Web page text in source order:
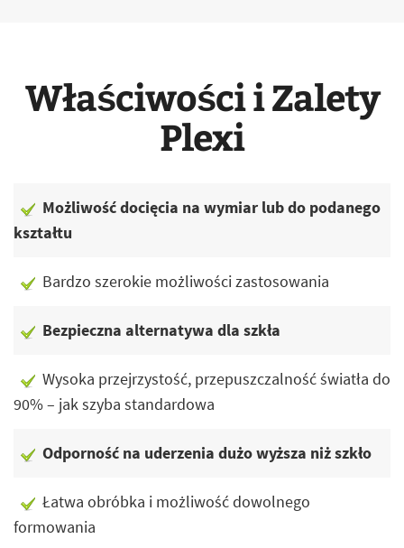
Właściwości i Zalety
Plexi
Możliwość docięcia na wymiar lub do podanego
kształtu
Bardzo szerokie możliwości zastosowania
Bezpieczna alternatywa dla szkła
Wysoka przejrzystość, przepuszczalność światła do
90% – jak szyba standardowa
Odporność na uderzenia dużo wyższa niż szkło
Łatwa obróbka i możliwość dowolnego
formowania